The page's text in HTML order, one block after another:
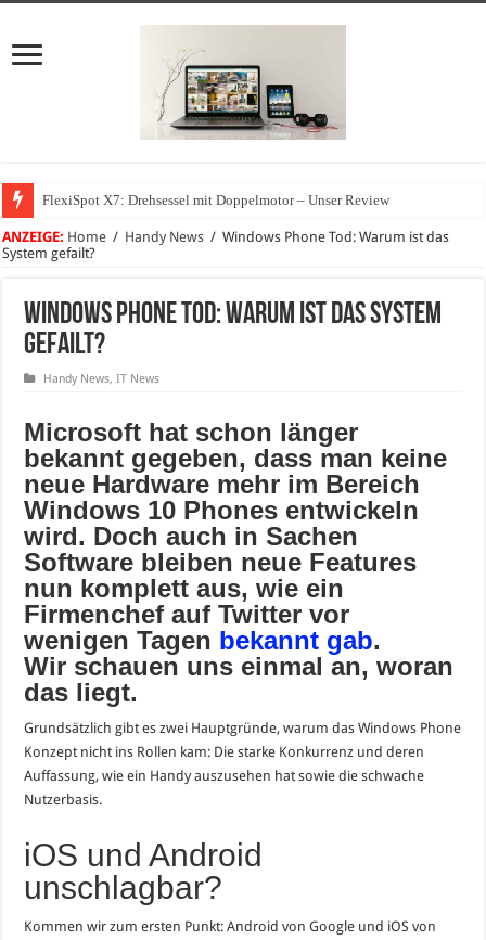
FlexiSpot X7: Drehsessel mit Doppelmotor – Unser Review
ANZEIGE: Home / Handy News / Windows Phone Tod: Warum ist das
System gefailt?
Windows Phone Tod: Warum ist das System
gefailt?
Handy News,IT News
Microsoft hat schon länger
bekannt gegeben, dass man keine
neue Hardware mehr im Bereich
Windows 10 Phones entwickeln
wird. Doch auch in Sachen
Software bleiben neue Features
nun komplett aus, wie ein
Firmenchef auf Twitter vor
wenigen Tagen bekannt gab.
Wir schauen uns einmal an, woran
das liegt.
Grundsätzlich gibt es zwei Hauptgründe, warum das Windows Phone
Konzept nicht ins Rollen kam: Die starke Konkurrenz und deren
Auffassung, wie ein Handy auszusehen hat sowie die schwache
Nutzerbasis.
iOS und Android
unschlagbar?
Kommen wir zum ersten Punkt: Android von Google und iOS von